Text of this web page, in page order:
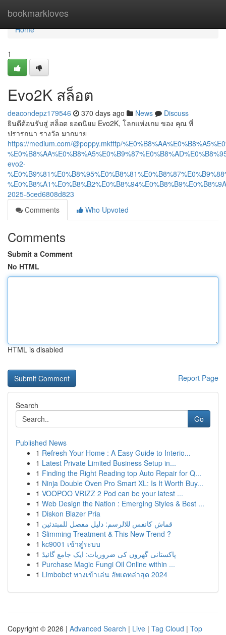
bookmarkloves
Home
Home
1
Evo2K สล็อต
deacondepz179546 370 days ago News
Discuss
ยินดีต้อนรับสู่ สล็อต ยอดนิยม Evo2K, โลกแห่งเกม ของ คุณ ที่
ปรารถนา รางวัล มากมาย
https://medium.com/@poppy.mktttp/
evo2-
2025-5ced6808d823
Comments
Who Upvoted
Comments
Submit a Comment
No HTML
HTML is disabled
Report Page
Search
Go
Published News
1 Refresh Your Home : A Easy Guide to Interio...
1 Latest Private Limited Business Setup in...
1 Finding the Right Reading top Auto Repair for Q...
1 Ninja Double Oven Pro Smart XL: Is It Worth Buy...
1 VOOPOO VRIZZ 2 Pod can be your latest ...
1 Web Design the Nation : Emerging Styles & Best ...
1 Diskon Blazer Pria
1 قماش كانفس للالرسم: دليل مفصل للمبتدئين
1 Slimming Treatment & This New Trend ?
1 kc9001 เข้าสู่ระบบ
1 پاکستانی گھروں کی ضروریات: ایک جامع گائیڈ
1 Purchase Magic Fungi Oil Online within ...
1 Limbobet ทางเข้าเล่น อัพเดทล่าสุด 2024
Copyright © 2026 | Advanced Search | Live | Tag Cloud | Top